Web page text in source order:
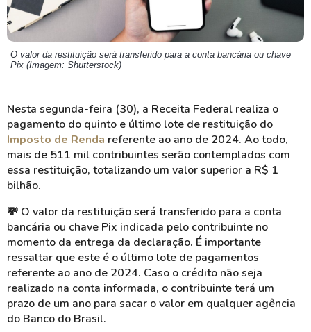
O valor da restituição será transferido para a conta bancária ou chave
Pix (Imagem: Shutterstock)
Nesta segunda-feira (30), a Receita Federal realiza o
pagamento do quinto e último lote de restituição do
Imposto de Renda referente ao ano de 2024. Ao todo,
mais de 511 mil contribuintes serão contemplados com
essa restituição, totalizando um valor superior a R$ 1
bilhão.
💸 O valor da restituição será transferido para a conta
bancária ou chave Pix indicada pelo contribuinte no
momento da entrega da declaração. É importante
ressaltar que este é o último lote de pagamentos
referente ao ano de 2024. Caso o crédito não seja
realizado na conta informada, o contribuinte terá um
prazo de um ano para sacar o valor em qualquer agência
do Banco do Brasil.